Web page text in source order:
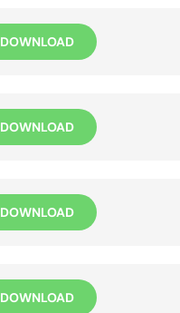
DOWNLOAD
DOWNLOAD
DOWNLOAD
DOWNLOAD